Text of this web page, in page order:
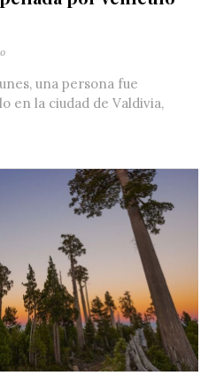
una persona fue
en la ciudad de Valdivia,